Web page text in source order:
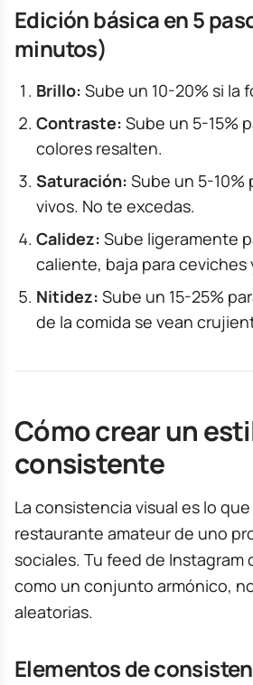
Edición básica en 5
minutos)
Brillo: Sube un 10-20% si la
Contraste: Sube un 5-15%
colores resalten.
Saturación: Sube un 5-10%
vivos. No te excedas.
Calidez: Sube ligeramente
caliente, baja para ceviches
Nitidez: Sube un 15-25%
de la comida se vean
Cómo crear un
consistente
La consistencia visual es lo
restaurante amateur de uno
sociales. Tu feed de Instagram
como un conjunto armónico,
aleatorias.
Elementos de